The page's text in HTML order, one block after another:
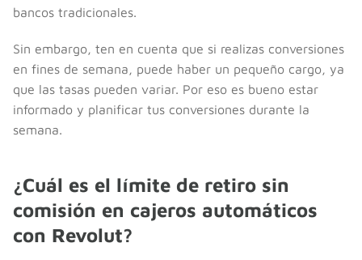
bancos tradicionales.
Sin embargo, ten en cuenta que si realizas conversiones
en fines de semana, puede haber un pequeño cargo, ya
que las tasas pueden variar. Por eso es bueno estar
informado y planificar tus conversiones durante la
semana.
¿Cuál es el límite de retiro sin
comisión en cajeros automáticos
con Revolut?